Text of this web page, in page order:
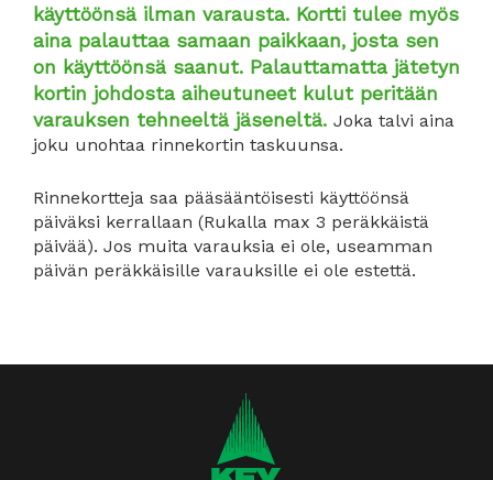
käyttöönsä ilman varausta. Kortti tulee myös
aina palauttaa samaan paikkaan, josta sen
on käyttöönsä saanut. Palauttamatta jätetyn
kortin johdosta aiheutuneet kulut peritään
varauksen tehneeltä jäseneltä. Joka talvi aina
joku unohtaa rinnekortin taskuunsa.
Rinnekortteja saa pääsääntöisesti käyttöönsä
päiväksi kerrallaan (Rukalla max 3 peräkkäistä
päivää). Jos muita varauksia ei ole, useamman
päivän peräkkäisille varauksille ei ole estettä.